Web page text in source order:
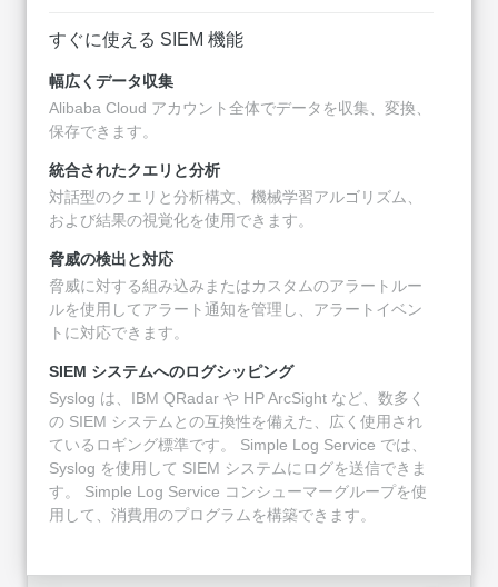
すぐに使える SIEM 機能
幅広くデータ収集
Alibaba Cloud アカウント全体でデータを収集、変換、
保存できます。
統合されたクエリと分析
対話型のクエリと分析構文、機械学習アルゴリズム、
および結果の視覚化を使用できます。
脅威の検出と対応
脅威に対する組み込みまたはカスタムのアラートルー
ルを使用してアラート通知を管理し、アラートイベン
トに対応できます。
SIEM システムへのログシッピング
Syslog は、IBM QRadar や HP ArcSight など、数多く
の SIEM システムとの互換性を備えた、広く使用され
ているロギング標準です。 Simple Log Service では、
Syslog を使用して SIEM システムにログを送信できま
す。 Simple Log Service コンシューマーグループを使
用して、消費用のプログラムを構築できます。